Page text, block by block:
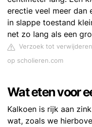
erectie veel meer dan
in slappe toestand
net zo lang als een
Verzoek tot
op scholieren.com
Wat eten voor
Kalkoen is rijk aan
wat, zoals we